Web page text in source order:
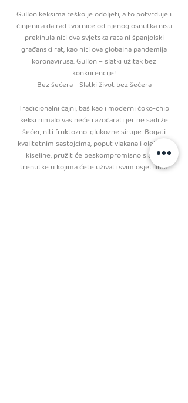
Gullon keksima teško je odoljeti, a to potvrđuje i
činjenica da rad tvornice od njenog osnutka nisu
prekinula niti dva svjetska rata ni španjolski
građanski rat, kao niti ova globalna pandemija
koronavirusa. Gullon – slatki užitak bez
konkurencije!
Bez šećera - Slatki život bez šećera
Tradicionalni čajni, baš kao i moderni čoko-chip
keksi nimalo vas neće razočarati jer ne sadrže
šećer, niti fruktozno-glukozne sirupe. Bogati
kvalitetnim sastojcima, poput vlakana i oleinske
kiseline, pružit će beskompromisno slatke
trenutke u kojima ćete uživati svim osjetilima.